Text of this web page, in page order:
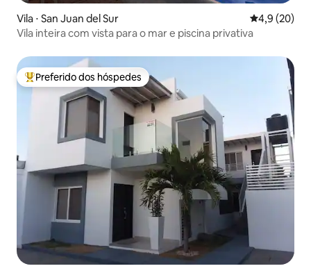
Vila ⋅ San Juan del Sur 4,9 de uma
4,9 (20)
Vila inteira com vista para o mar e piscina privativa
Entre os melhores preferidos dos hóspedes
Preferido dos hóspedes